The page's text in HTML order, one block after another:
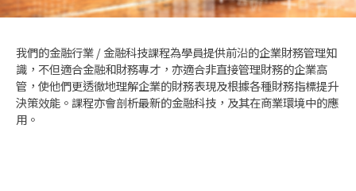
我們的金融行業 / 金融科技課程為學員提供前沿的企業財務管理知
識，不但適合金融和財務專才，亦適合非直接管理財務的企業高
管，使他們更透徹地理解企業的財務表現及根據各種財務指標提升
決策效能。課程亦會剖析最新的金融科技，及其在商業環境中的應
用。